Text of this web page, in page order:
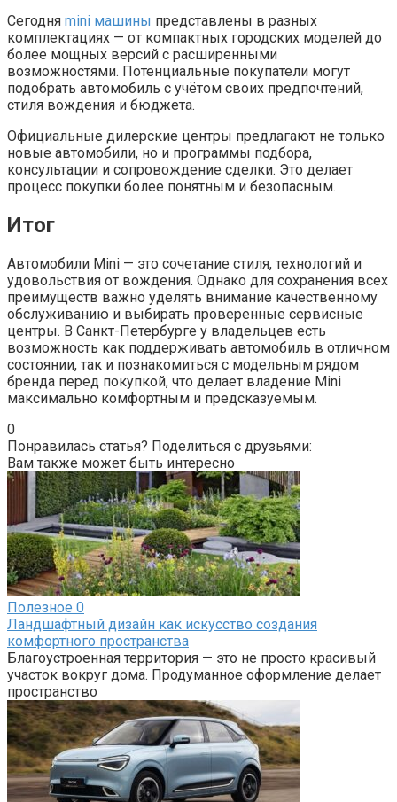
Сегодня mini машины представлены в разных
комплектациях — от компактных городских моделей до
более мощных версий с расширенными
возможностями. Потенциальные покупатели могут
подобрать автомобиль с учётом своих предпочтений,
стиля вождения и бюджета.
Официальные дилерские центры предлагают не только
новые автомобили, но и программы подбора,
консультации и сопровождение сделки. Это делает
процесс покупки более понятным и безопасным.
Итог
Автомобили Mini — это сочетание стиля, технологий и
удовольствия от вождения. Однако для сохранения всех
преимуществ важно уделять внимание качественному
обслуживанию и выбирать проверенные сервисные
центры. В Санкт-Петербурге у владельцев есть
возможность как поддерживать автомобиль в отличном
состоянии, так и познакомиться с модельным рядом
бренда перед покупкой, что делает владение Mini
максимально комфортным и предсказуемым.
0
Понравилась статья? Поделиться с друзьями:
Вам также может быть интересно
Полезное 0
Ландшафтный дизайн как искусство создания
комфортного пространства
Благоустроенная территория — это не просто красивый
участок вокруг дома. Продуманное оформление делает
пространство